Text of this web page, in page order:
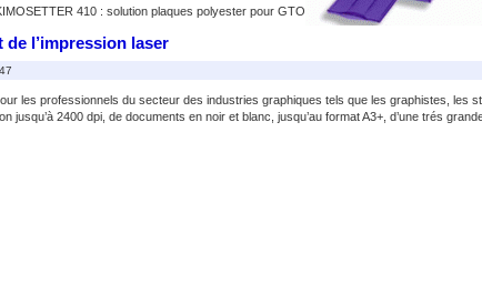
410 : solution plaques polyester pour GTO
de l’impression laser
les professionnels du secteur des industries graphiques tels que les graphistes, les
jusqu’à 2400 dpi, de documents en noir et blanc, jusqu’au format A3+, d’une trés